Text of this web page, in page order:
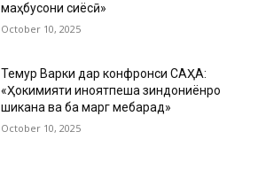
маҳбусони сиёсӣ»
October 10, 2025
Темур Варки дар конфронси САҲА:
«Ҳокимияти ҷиноятпеша зиндониёнро
шиканҷа ва ба марг мебарад»
October 10, 2025